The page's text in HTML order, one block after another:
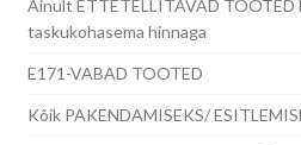
Ainult ETTETELLITAVAD TOOTED
taskukohasema hinnaga
E171-VABAD TOOTED
Kõik PAKENDAMISEKS/